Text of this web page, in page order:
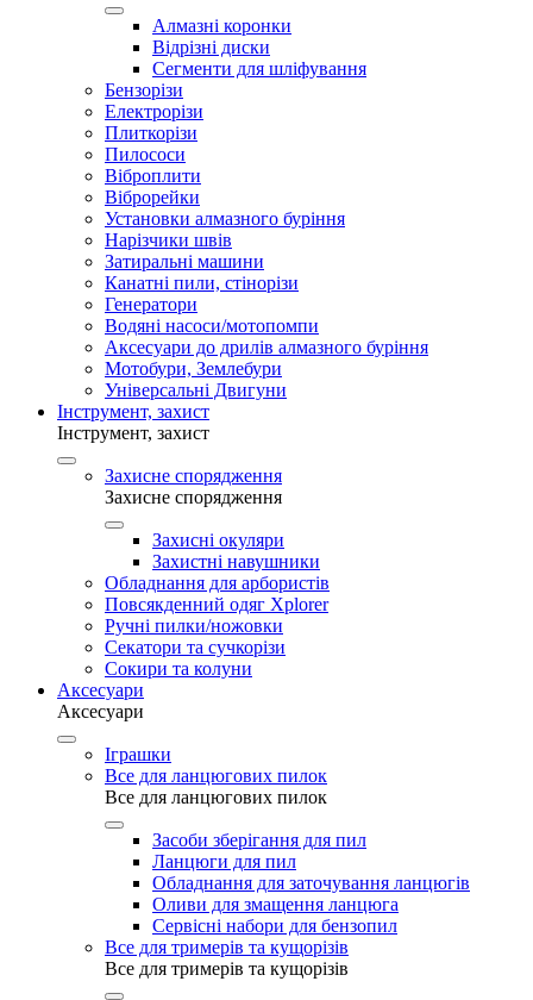
Алмазні коронки
Відрізні диски
Сегменти для шліфування
Бензорізи
Електрорізи
Плиткорізи
Пилососи
Віброплити
Віброрейки
Установки алмазного буріння
Нарізчики швів
Затиральні машини
Канатні пили, стінорізи
Генератори
Водяні насоси/мотопомпи
Аксесуари до дрилів алмазного буріння
Мотобури, Землебури
Універсальні Двигуни
Інструмент, захист
Інструмент, захист
Захисне спорядження
Захисне спорядження
Захисні окуляри
Захистні навушники
Обладнання для арбористів
Повсякденний одяг Xplorer
Ручні пилки/ножовки
Секатори та сучкорізи
Сокири та колуни
Аксесуари
Аксесуари
Іграшки
Все для ланцюгових пилок
Все для ланцюгових пилок
Засоби зберігання для пил
Ланцюги для пил
Обладнання для заточування ланцюгів
Оливи для змащення ланцюга
Сервісні набори для бензопил
Все для тримерів та кущорізів
Все для тримерів та кущорізів